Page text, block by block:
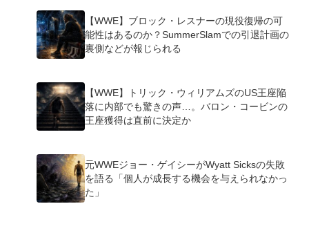
【WWE】ブロック・レスナーの現役復帰の可
能性はあるのか？SummerSlamでの引退計画の
裏側などが報じられる
【WWE】トリック・ウィリアムズのUS王座陥
落に内部でも驚きの声…。バロン・コービンの
王座獲得は直前に決定か
元WWEジョー・ゲイシーがWyatt Sicksの失敗
を語る「個人が成長する機会を与えられなかっ
た」